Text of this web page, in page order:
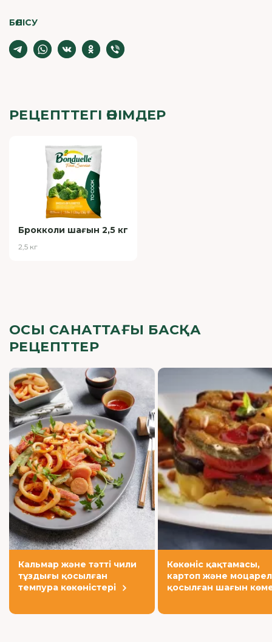
БӨЛІСУ
РЕЦЕПТТЕГІ ӨНІМДЕР
Брокколи шағын 2,5 кг
2,5 кг
ОСЫ САНАТТАҒЫ БАСҚА
РЕЦЕПТТЕР
Кальмар және тәтті чили
тұздығы қосылған
темпура көкөністері
Көкөніс қақтамасы,
картоп және
қосылған шағын